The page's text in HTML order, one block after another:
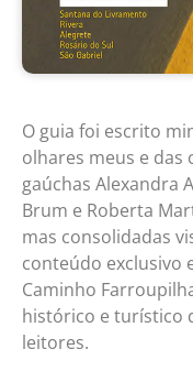
O guia foi escrito
olhares meus e das
gaúchas Alexandra
Brum e Roberta
mas consolidadas
conteúdo exclusivo
Caminho
histórico e turístico
leitores.